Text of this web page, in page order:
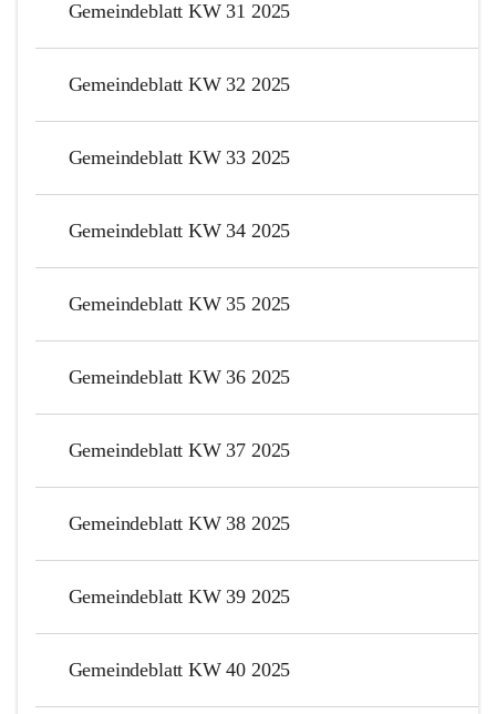
Gemeindeblatt KW 31 2025
Gemeindeblatt KW 32 2025
Gemeindeblatt KW 33 2025
Gemeindeblatt KW 34 2025
Gemeindeblatt KW 35 2025
Gemeindeblatt KW 36 2025
Gemeindeblatt KW 37 2025
Gemeindeblatt KW 38 2025
Gemeindeblatt KW 39 2025
Gemeindeblatt KW 40 2025